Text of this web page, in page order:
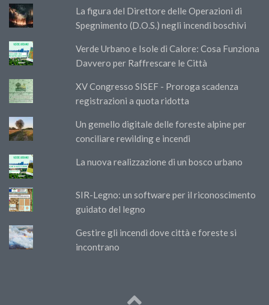
La figura del Direttore delle Operazioni di
Spegnimento (D.O.S.) negli incendi boschivi
Verde Urbano e Isole di Calore: Cosa Funziona
Davvero per Raffrescare le Città
XV Congresso SISEF - Proroga scadenza
registrazioni a quota ridotta
Un gemello digitale delle foreste alpine per
conciliare rewilding e incendi
La nuova realizzazione di un bosco urbano
SIR-Legno: un software per il riconoscimento
guidato del legno
Gestire gli incendi dove città e foreste si
incontrano